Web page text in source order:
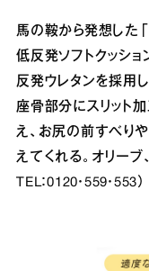
馬の鞍から発想した
低反発ソフトクッシ
反発ウレタンを採用
座骨部分にスリット
え、お尻の前すべり
えてくれる。オリーブ
TEL：0120・559・553）